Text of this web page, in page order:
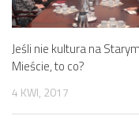
Jeśli nie kultura na Starym
Mieście, to co?
4 KWI, 2017